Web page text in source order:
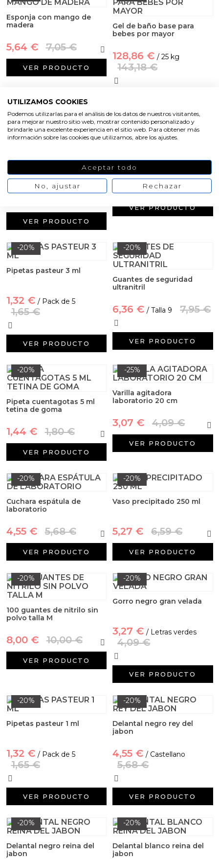
UTILIZAMOS COOKIES
Podemos utilizarlas para el análisis de los datos de nuestros visitantes,
para mejorar nuestro sitio web, mostrar contenido personalizado y
brindarle una excelente experiencia en el sitio web. Para obtener más
información sobre las cookies que utilizamos, abre los ajustes.
Aceptar todo
No, ajustar Rechazar
Esponja con mango de
madera
5,64 € 7,05 €
VER PRODUCTO
Gel de baño base para
bebes por mayor
128,86 € / 25 kg
143,18 €
-10%
128,86 € / 25000 gr
143,18 €
VER PRODUCTO
-20%
rectangular para colgar
1,44 € 1,80 €
VER PRODUCTO
-20%
Pipetas pasteur 3 ml
1,32 € / Pack de 5
1,65 €
VER PRODUCTO
-20%
Guantes de seguridad
ultranitril
6,36 € / Talla 9 7,95 €
VER PRODUCTO
-20%
Pipeta cuentagotas 5 ml
tetina de goma
1,44 € 1,80 €
VER PRODUCTO
-25%
Varilla agitadora
laboratorio 20 cm
3,07 € 4,09 €
VER PRODUCTO
-20%
Cuchara espátula de
laboratorio
4,55 € 5,68 €
VER PRODUCTO
-20%
Vaso precipitado 250 ml
5,27 € 6,59 €
VER PRODUCTO
-20%
100 guantes de nitrilo sin
polvo talla M
8,00 € 10,00 €
VER PRODUCTO
-20%
Gorro negro gran velada
3,27 € / Letras verdes
4,09 €
VER PRODUCTO
-20%
Pipetas pasteur 1 ml
1,32 € / Pack de 5
1,65 €
VER PRODUCTO
-20%
Delantal negro rey del
jabon
4,55 € / Castellano
5,68 €
VER PRODUCTO
-20%
Delantal negro reina del
jabon
-20%
Delantal blanco reina del
jabon